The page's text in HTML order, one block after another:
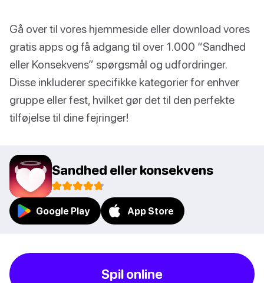
Gå over til vores hjemmeside eller download vores
gratis apps og få adgang til over 1.000 “Sandhed
eller Konsekvens” spørgsmål og udfordringer.
Disse inkluderer specifikke kategorier for enhver
gruppe eller fest, hvilket gør det til den perfekte
tilføjelse til dine fejringer!
Sandhed eller konsekvens
Google Play App Store
Spil online